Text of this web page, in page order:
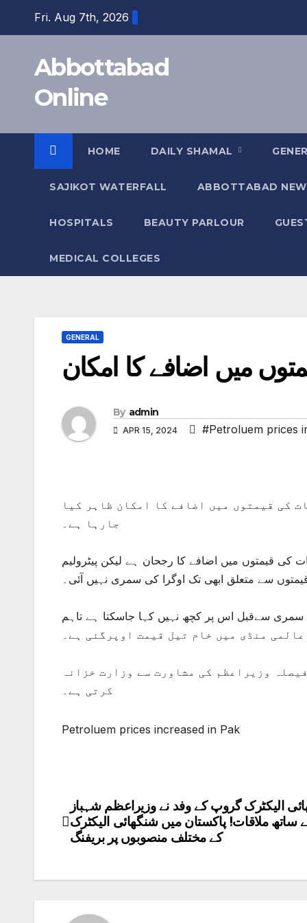
Fri. Aug 7th, 2026
Abbottabad
Online
HOME DAILY SHAMAL
SAJIKOT WATERFALL ABBOTTABAD
HOSPITALS BEAUTY PARLOUR
MEDICAL COLLEGES
GENERAL
میں اضافے کا امکان
By admin
APR 15, 2024 #Petroluem prices
پیٹرولیم مصنوعات کی قیمتوں میں اضافے کا امکان ظاہر کیا
جارہا ہے۔
کی قیمتوں میں اضافے کا رجحان ہے لیکن پیٹرولیم
سے متعلق ابھی تک اوگرا کی سمری نہیں آئی۔
سمری سےقبل اس پر کچھ نہیں کہا جاسکتا ہے تاہم
وزیراعظم کی مشاورت سے وزارت خزانہ
کرتی ہے۔
Petroluem prices increased in Pak
Post
navigation
الیکٹرک گروپ کے وفد نے وزیراعظم شہباز
ملاقات! پاکستان میں شنگھائی الیکٹرک
کے مختلف منصوبوں پر بریفنگ